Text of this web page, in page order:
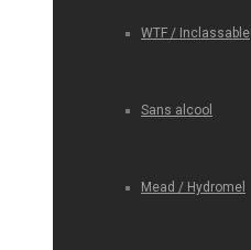
WTF / Inclassable
Sans alcool
Mead / Hydromel